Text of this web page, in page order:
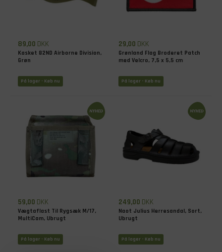
89,00 DKK
Kasket 82ND Airborne Division,
Grøn
På lager - Køb nu
29,00 DKK
Grønland Flag Broderet Patch
med Velcro, 7,5 x 5,5 cm
På lager - Køb nu
59,00 DKK
Vægtaflast Til Rygsæk M/17,
MultiCam, Ubrugt
På lager - Køb nu
249,00 DKK
Naot Julius Herresandal, Sort,
Ubrugt
På lager - Køb nu